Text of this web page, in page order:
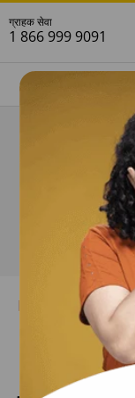
ग्राहक सेवा
1 866 999 9091
ज्योतिषी
एस्ट्रोयोगी में
साइन अप करें
Home Astrologer